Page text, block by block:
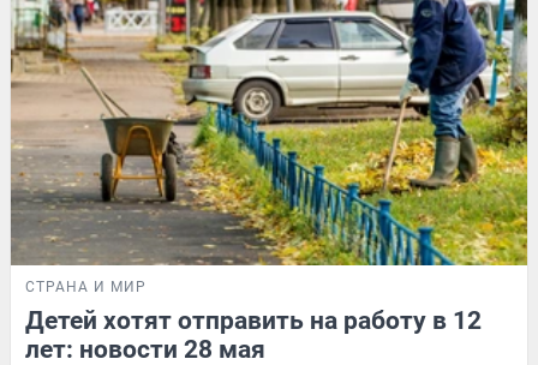
СТРАНА И МИР
Детей хотят отправить на работу в 12
лет: новости 28 мая